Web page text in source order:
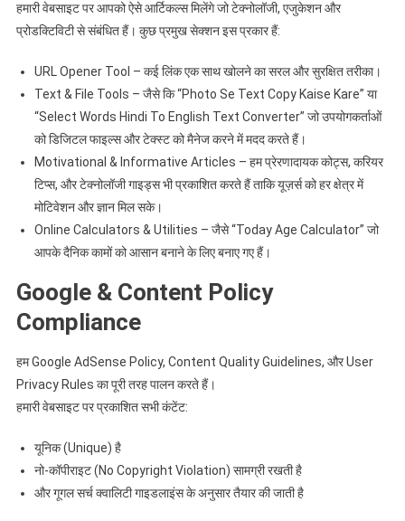
हमारी वेबसाइट पर आपको ऐसे आर्टिकल्स मिलेंगे जो टेक्नोलॉजी, एजुकेशन और
प्रोडक्टिविटी से संबंधित हैं। कुछ प्रमुख सेक्शन इस प्रकार हैं:
URL Opener Tool – कई लिंक एक साथ खोलने का सरल और सुरक्षित तरीका।
Text & File Tools – जैसे कि “Photo Se Text Copy Kaise Kare” या
“Select Words Hindi To English Text Converter” जो उपयोगकर्ताओं
को डिजिटल फाइल्स और टेक्स्ट को मैनेज करने में मदद करते हैं।
Motivational & Informative Articles – हम प्रेरणादायक कोट्स, करियर
टिप्स, और टेक्नोलॉजी गाइड्स भी प्रकाशित करते हैं ताकि यूज़र्स को हर क्षेत्र में
मोटिवेशन और ज्ञान मिल सके।
Online Calculators & Utilities – जैसे “Today Age Calculator” जो
आपके दैनिक कामों को आसान बनाने के लिए बनाए गए हैं।
Google & Content Policy
Compliance
हम Google AdSense Policy, Content Quality Guidelines, और User
Privacy Rules का पूरी तरह पालन करते हैं।
हमारी वेबसाइट पर प्रकाशित सभी कंटेंट:
यूनिक (Unique) है
नो-कॉपीराइट (No Copyright Violation) सामग्री रखती है
और गूगल सर्च क्वालिटी गाइडलाइंस के अनुसार तैयार की जाती है